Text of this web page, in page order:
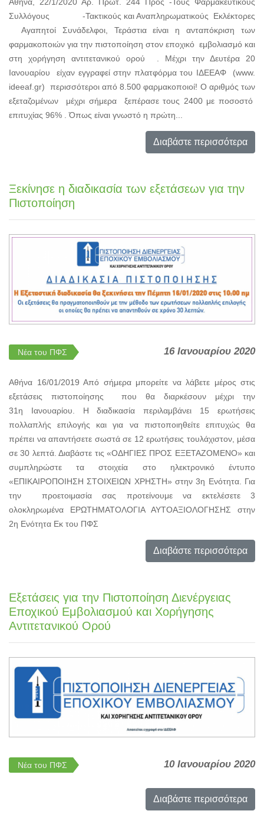
Συλλόγους -Τακτικούς και Αναπληρωματικούς Εκλέκτορες
Αγαπητοί Συνάδελφοι, Τεράστια είναι η ανταπόκριση των
φαρμακοποιών για την πιστοποίηση στον εποχικό εμβολιασμό και
στη χορήγηση αντιτετανικού ορού . Μέχρι την Δευτέρα 20
Ιανουαρίου είχαν εγγραφεί στην πλατφόρμα του ΙΔΕΕΑΦ (www.
ideeaf.gr) περισσότεροι από 8.500 φαρμακοποιοί! O αριθμός των
εξεταζομένων μέχρι σήμερα ξεπέρασε τους 2400 με ποσοστό
επιτυχίας 96% . Όπως είναι γνωστό η πρώτη...
Διαβάστε περισσότερα
Ξεκίνησε η διαδικασία των εξετάσεων για την
Πιστοποίηση
Νέα του ΠΦΣ 16 Ιανουαρίου 2020
Αθήνα 16/01/2019 Από σήμερα μπορείτε να λάβετε μέρος στις
εξετάσεις πιστοποίησης που θα διαρκέσουν μέχρι την
31η Ιανουαρίου. Η διαδικασία περιλαμβάνει 15 ερωτήσεις
πολλαπλής επιλογής και για να πιστοποιηθείτε επιτυχώς θα
πρέπει να απαντήσετε σωστά σε 12 ερωτήσεις τουλάχιστον, μέσα
σε 30 λεπτά. Διαβάστε τις «ΟΔΗΓΙΕΣ ΠΡΟΣ ΕΞΕΤΑΖΟΜΕΝΟ» και
συμπληρώστε τα στοιχεία στο ηλεκτρονικό έντυπο
«ΕΠΙΚΑΙΡΟΠΟΙΗΣΗ ΣΤΟΙΧΕΙΩΝ ΧΡΗΣΤΗ» στην 3η Ενότητα. Για
την προετοιμασία σας προτείνουμε να εκτελέσετε 3
ολοκληρωμένα ΕΡΩΤΗΜΑΤΟΛΟΓΙΑ ΑΥΤΟΑΞΙΟΛΟΓΗΣΗΣ στην
2η Ενότητα Εκ του ΠΦΣ
Διαβάστε περισσότερα
Eξετάσεις για την Πιστοποίηση Διενέργειας
Εποχικού Εμβολιασμού και Χορήγησης
Αντιτετανικού Ορού
Νέα του ΠΦΣ 10 Ιανουαρίου 2020
Διαβάστε περισσότερα